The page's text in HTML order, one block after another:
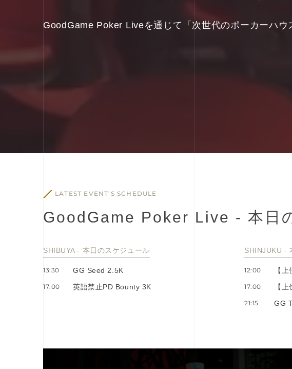
GoodGame Poker Liveを通じて「次世代のポーカーハウ
LATEST EVENT'S SCHEDULE
Good Game Po ker Live - 本 ⽇
SHIBUYA - 本⽇のスケジュール
13:30 GG Seed 2.5K
17:00 英語禁止PD Bounty 3K
SHINJUKU -
12:00 【
17:00 【
21:15 GG